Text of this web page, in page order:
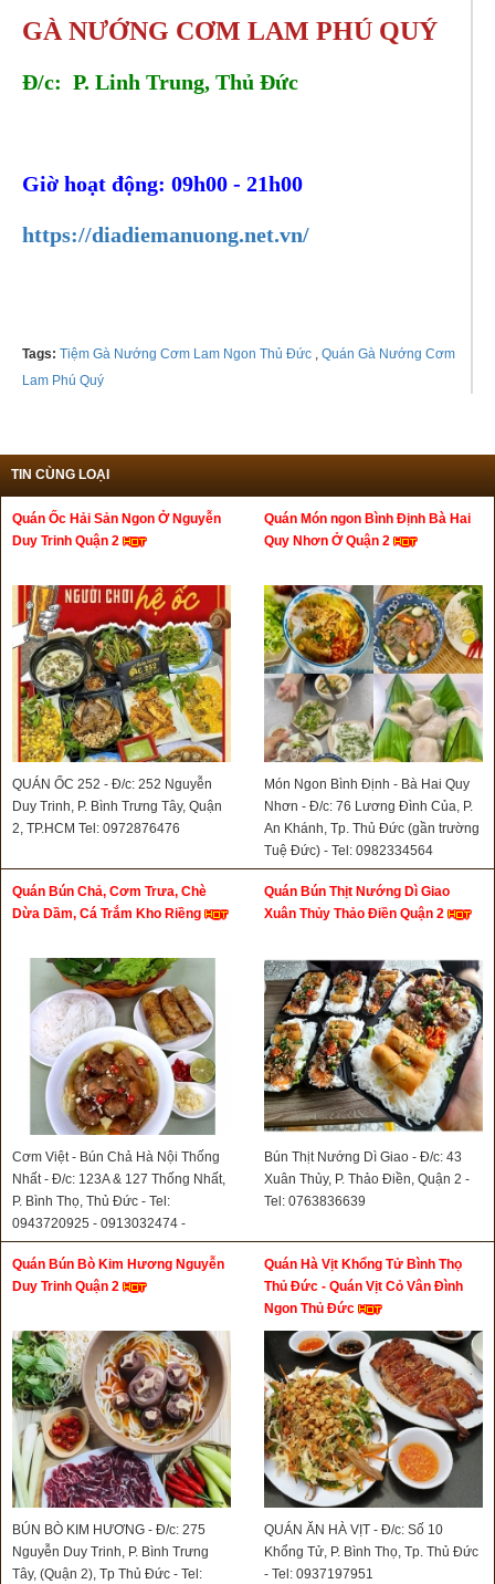
GÀ NƯỚNG CƠM LAM PHÚ QUÝ
Đ/c: P. Linh Trung, Thủ Đức
Giờ hoạt động: 09h00 - 21h00
https://diadiemanuong.net.vn/
Tags: Tiệm Gà Nướng Cơm Lam Ngon Thủ Đức , Quán Gà Nướng Cơm
Lam Phú Quý
TIN CÙNG LOẠI
Quán Ốc Hải Sản Ngon Ở Nguyễn
Duy Trinh Quận 2
QUÁN ỐC 252 - Đ/c: 252 Nguyễn
Duy Trinh, P. Bình Trưng Tây, Quận
2, TP.HCM Tel: 0972876476
Quán Món ngon Bình Định Bà Hai
Quy Nhơn Ở Quận 2
Món Ngon Bình Định - Bà Hai Quy
Nhơn - Đ/c: 76 Lương Đình Của, P.
An Khánh, Tp. Thủ Đức (gần trường
Tuệ Đức) - Tel: 0982334564
Quán Bún Chả, Cơm Trưa, Chè
Dừa Dầm, Cá Trắm Kho Riềng
Cơm Việt - Bún Chả Hà Nội Thống
Nhất - Đ/c: 123A & 127 Thống Nhất,
P. Bình Thọ, Thủ Đức - Tel:
0943720925 - 0913032474 -
0898868939- 0816681166
Quán Bún Thịt Nướng Dì Giao
Xuân Thủy Thảo Điền Quận 2
Bún Thịt Nướng Dì Giao - Đ/c: 43
Xuân Thủy, P. Thảo Điền, Quận 2 -
Tel: 0763836639
Quán Bún Bò Kim Hương Nguyễn
Duy Trinh Quận 2
BÚN BÒ KIM HƯƠNG - Đ/c: 275
Nguyễn Duy Trinh, P. Bình Trưng
Tây, (Quận 2), Tp Thủ Đức - Tel:
Quán Hà Vịt Khổng Tử Bình Thọ
Thủ Đức - Quán Vịt Cỏ Vân Đình
Ngon Thủ Đức
QUÁN ĂN HÀ VỊT - Đ/c: Số 10
Khổng Tử, P. Bình Thọ, Tp. Thủ Đức
- Tel: 0937197951